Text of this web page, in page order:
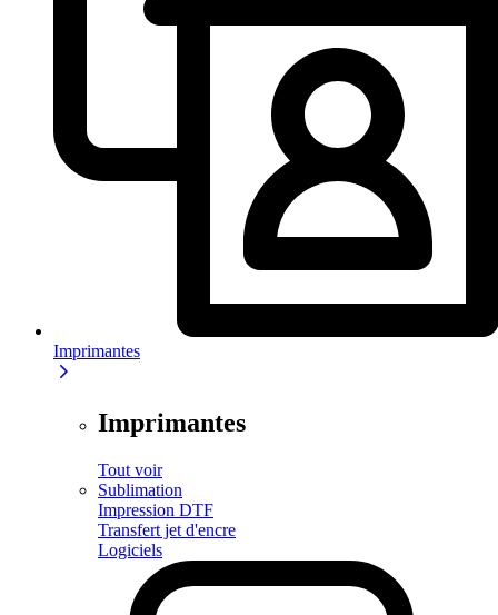
Imprimantes
Imprimantes
Tout voir
Sublimation
Impression DTF
Transfert jet d'encre
Logiciels